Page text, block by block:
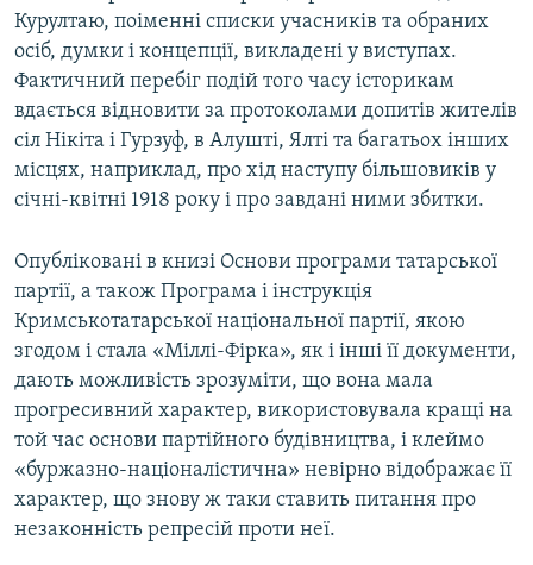
Курултаю, поіменні списки учасників та обраних
осіб, думки і концепції, викладені у виступах.
Фактичний перебіг подій того часу історикам
вдається відновити за протоколами допитів жителів
сіл Нікіта і Гурзуф, в Алушті, Ялті та багатьох інших
місцях, наприклад, про хід наступу більшовиків у
січні-квітні 1918 року і про завдані ними збитки.
Опубліковані в книзі Основи програми татарської
партії, а також Програма і інструкція
Кримськотатарської національної партії, якою
згодом і стала «Міллі-Фірка», як і інші її документи,
дають можливість зрозуміти, що вона мала
прогресивний характер, використовувала кращі на
той час основи партійного будівництва, і клеймо
«буржазно-націоналістична» невірно відображає її
характер, що знову ж таки ставить питання про
незаконність репресій проти неї.